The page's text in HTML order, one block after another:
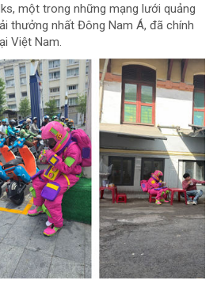
một trong những mạng lưới quảng
thưởng nhất Đông Nam Á, đã chính
Việt Nam.